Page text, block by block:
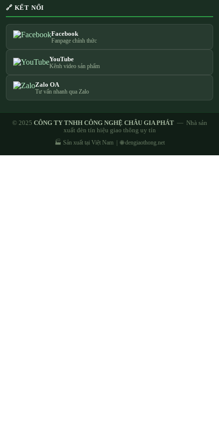
🔗 KẾT NỐI
Facebook
Fanpage chính thức
YouTube
Kênh video sản phẩm
Zalo OA
Tư vấn nhanh qua Zalo
© 2025 CÔNG TY TNHH CÔNG NGHỆ CHÂU GIA PHÁT— Nhà sản
xuất đèn tín hiệu giao thông uy tín
🏭 Sản xuất tại Việt Nam | 🌐 dengiaothong.net